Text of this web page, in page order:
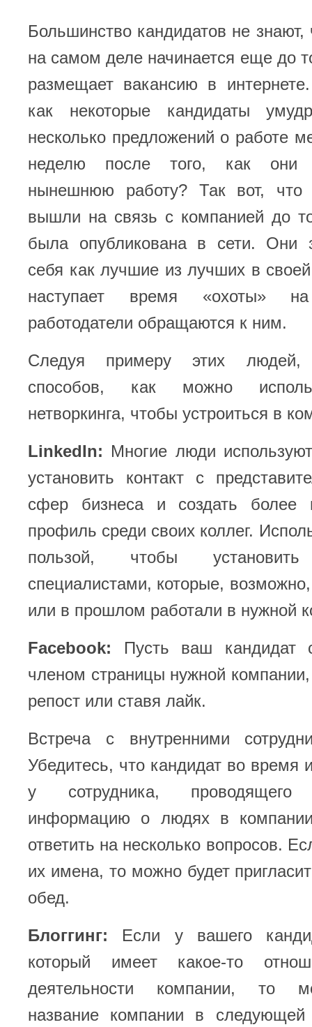
Большинство кандидатов не знают,
на самом деле начинается еще до
размещает вакансию в
как некоторые кандидаты
несколько предложений о работе
неделю после того, как они
нынешнюю работу? Так вот,
вышли на связь с компанией до
была опубликована в сети. Они
себя как лучшие из лучших в
наступает время «охоты» на
работодатели обращаются к ним.
Следуя примеру этих людей,
способов, как можно
нетворкинга, чтобы устроиться в
LinkedIn: Многие люди
установить контакт с
сфер бизнеса и создать более
профиль среди своих коллег.
пользой, чтобы
специалистами, которые,
или в прошлом работали в нужной
Facebook: Пусть ваш кандидат
членом страницы нужной
репост или ставя лайк.
Встреча с внутренними
Убедитесь, что кандидат во время
у сотрудника, проводящего
информацию о людях в
ответить на несколько вопросов.
их имена, то можно будет
обед.
Блоггинг: Если у вашего
который имеет какое-то
деятельности компании, то
название компании в следующей